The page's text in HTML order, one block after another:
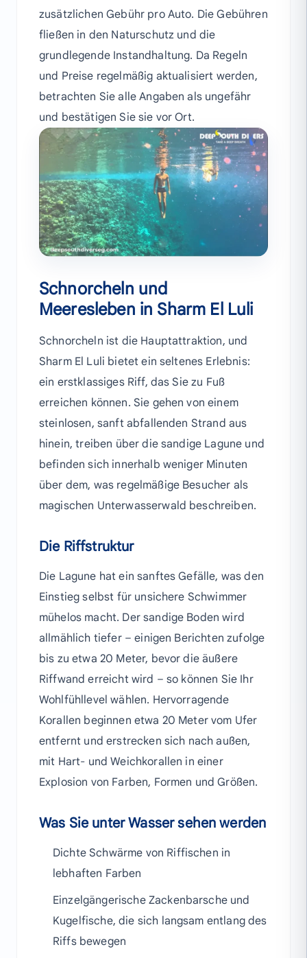
zusätzlichen Gebühr pro Auto. Die Gebühren
fließen in den Naturschutz und die
grundlegende Instandhaltung. Da Regeln
und Preise regelmäßig aktualisiert werden,
betrachten Sie alle Angaben als ungefähr
und bestätigen Sie sie vor Ort.
Schnorcheln und
Meeresleben in Sharm El Luli
Schnorcheln ist die Hauptattraktion, und
Sharm El Luli bietet ein seltenes Erlebnis:
ein erstklassiges Riff, das Sie zu Fuß
erreichen können. Sie gehen von einem
steinlosen, sanft abfallenden Strand aus
hinein, treiben über die sandige Lagune und
befinden sich innerhalb weniger Minuten
über dem, was regelmäßige Besucher als
magischen Unterwasserwald beschreiben.
Die Riffstruktur
Die Lagune hat ein sanftes Gefälle, was den
Einstieg selbst für unsichere Schwimmer
mühelos macht. Der sandige Boden wird
allmählich tiefer – einigen Berichten zufolge
bis zu etwa 20 Meter, bevor die äußere
Riffwand erreicht wird – so können Sie Ihr
Wohlfühllevel wählen. Hervorragende
Korallen beginnen etwa 20 Meter vom Ufer
entfernt und erstrecken sich nach außen,
mit Hart- und Weichkorallen in einer
Explosion von Farben, Formen und Größen.
Was Sie unter Wasser sehen werden
Dichte Schwärme von Riffischen in
lebhaften Farben
Einzelgängerische Zackenbarsche und
Kugelfische, die sich langsam entlang des
Riffs bewegen